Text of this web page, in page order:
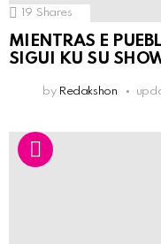
19 Shares
MIENTRAS E
SIGUI KU SU
by Redakshon